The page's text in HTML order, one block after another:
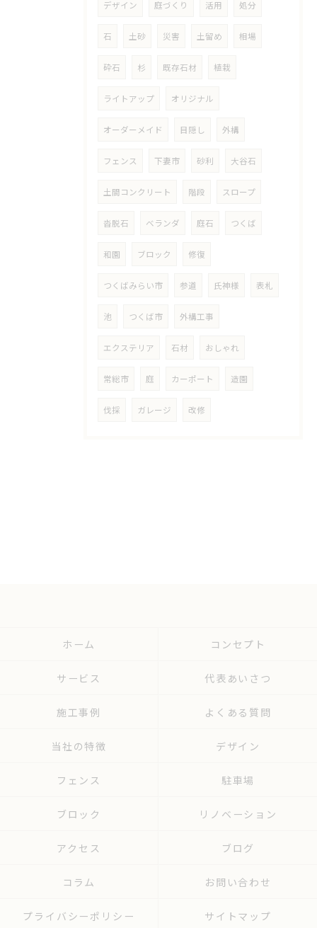
デザイン 庭づくり 活用 処分
石 土砂 災害 土留め 相場
砕石 杉 既存石材 植栽
ライトアップ オリジナル
オーダーメイド 目隠し 外構
フェンス 下妻市 砂利 大谷石
土間コンクリート 階段 スロープ
沓脱石 ベランダ 庭石 つくば
和園 ブロック 修復
つくばみらい市 参道 氏神様 表札
池 つくば市 外構工事
エクステリア 石材 おしゃれ
常総市 庭 カーポート 造園
伐採 ガレージ 改修
ホーム コンセプト
サービス 代表あいさつ
施工事例 よくある質問
当社の特徴 デザイン
フェンス 駐車場
ブロック リノベーション
アクセス ブログ
コラム お問い合わせ
プライバシーポリシー サイトマップ